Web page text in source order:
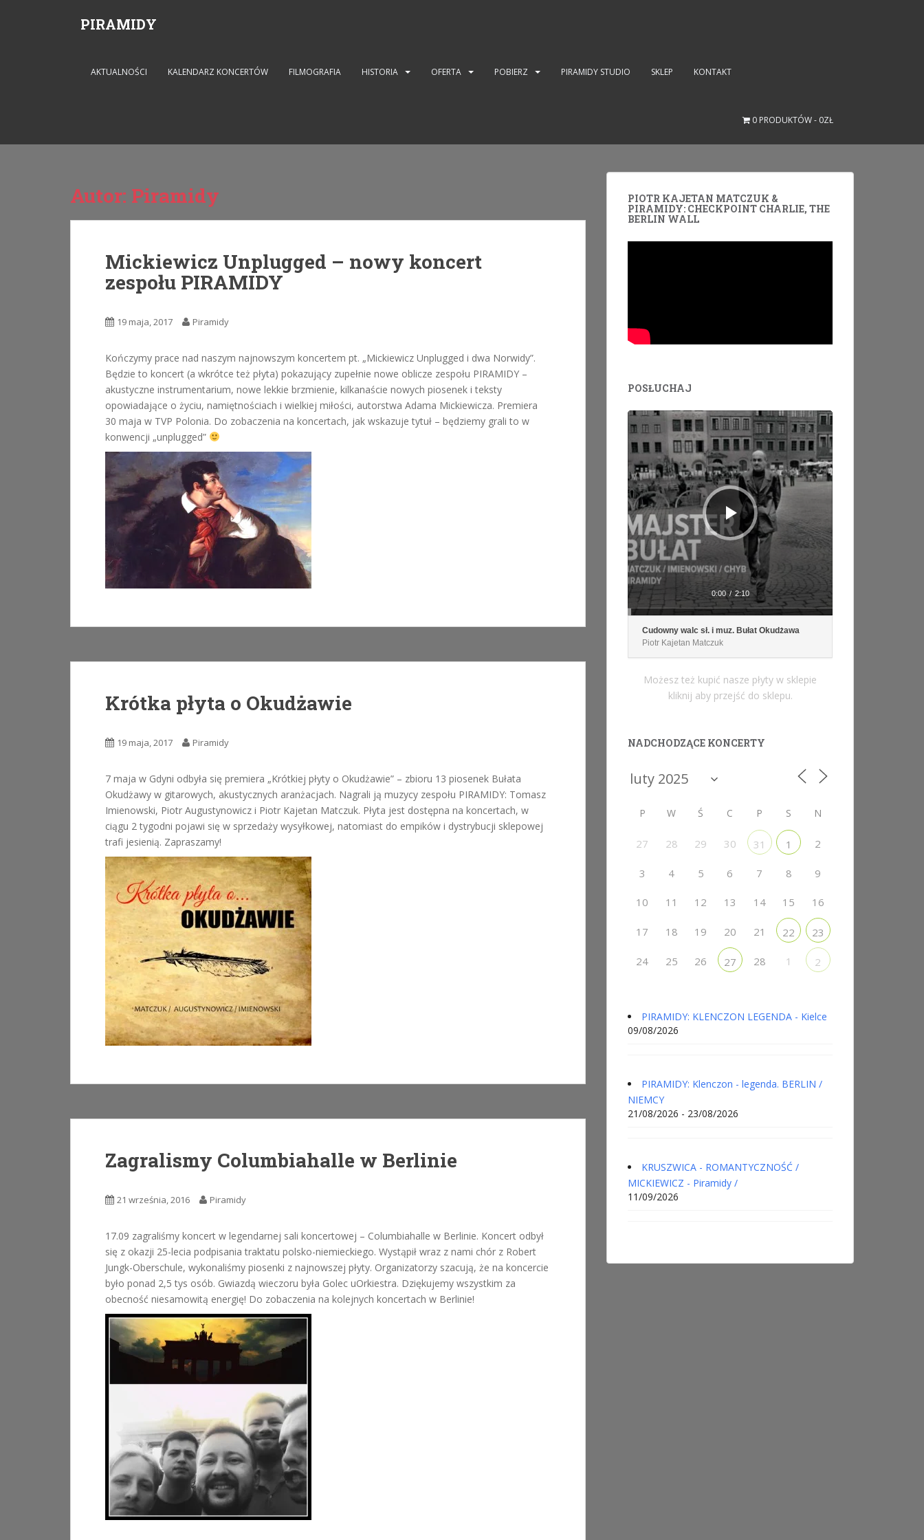
PIRAMIDY
AKTUALNOŚCI KALENDARZ KONCERTÓW FILMOGRAFIA HISTORIA OFERTA POBIERZ PIRAMIDY STUDIO SKLEP KONTAKT
0 PRODUKTÓW 0ZŁ
Autor: Piramidy
Mickiewicz Unplugged – nowy koncert
zespołu PIRAMIDY
19 maja, 2017 Piramidy
Kończymy prace nad naszym najnowszym koncertem pt. „Mickiewicz Unplugged i dwa Norwidy”.
Będzie to koncert (a wkrótce też płyta) pokazujący zupełnie nowe oblicze zespołu PIRAMIDY –
akustyczne instrumentarium, nowe lekkie brzmienie, kilkanaście nowych piosenek i teksty
opowiadające o życiu, namiętnościach i wielkiej miłości, autorstwa Adama Mickiewicza. Premiera
30 maja w TVP Polonia. Do zobaczenia na koncertach, jak wskazuje tytuł – będziemy grali to w
konwencji „unplugged”
Krótka płyta o Okudżawie
19 maja, 2017 Piramidy
7 maja w Gdyni odbyła się premiera „Krótkiej płyty o Okudżawie” – zbioru 13 piosenek Bułata
Okudżawy w gitarowych, akustycznych aranżacjach. Nagrali ją muzycy zespołu PIRAMIDY: Tomasz
Imienowski, Piotr Augustynowicz i Piotr Kajetan Matczuk. Płyta jest dostępna na koncertach, w
ciągu 2 tygodni pojawi się w sprzedaży wysyłkowej, natomiast do empików i dystrybucji sklepowej
trafi jesienią. Zapraszamy!
Zagralismy Columbiahalle w Berlinie
21 września, 2016 Piramidy
17.09 zagraliśmy koncert w legendarnej sali koncertowej – Columbiahalle w Berlinie. Koncert odbył
się z okazji 25-lecia podpisania traktatu polsko-niemieckiego. Wystąpił wraz z nami chór z Robert
Jungk-Oberschule, wykonaliśmy piosenki z najnowszej płyty. Organizatorzy szacują, że na koncercie
było ponad 2,5 tys osób. Gwiazdą wieczoru była Golec uOrkiestra. Dziękujemy wszystkim za
obecność niesamowitą energię! Do zobaczenia na kolejnych koncertach w Berlinie!
PIOTR KAJETAN MATCZUK &
PIRAMIDY: CHECKPOINT CHARLIE, THE
BERLIN WALL
POSŁUCHAJ
Odtwarzacz
plików
dźwiękowych
0:00 / 2:10
Cudowny walc sł. i muz. Bułat Okudżawa
Piotr Kajetan Matczuk
Możesz też kupić nasze płyty w sklepie
kliknij aby przejść do sklepu.
NADCHODZĄCE KONCERTY
P W Ś C P S N
27 28 29 30 31 1 2
3 4 5 6 7 8 9
10 11 12 13 14 15 16
17 18 19 20 21 22 23
24 25 26 27 28 1 2
PIRAMIDY: KLENCZON LEGENDA - Kielce
09/08/2026
PIRAMIDY: Klenczon - legenda. BERLIN /
NIEMCY
21/08/2026 - 23/08/2026
KRUSZWICA - ROMANTYCZNOŚĆ /
MICKIEWICZ - Piramidy /
11/09/2026